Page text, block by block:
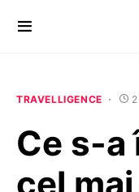
TRAVELLIGENCE
Ce s-a
cel